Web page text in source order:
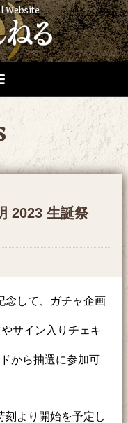
Website
2023 生誕祭
念して、ガチャ企画
サイン入りチェキ
から抽選に参加可
より開始を予定し